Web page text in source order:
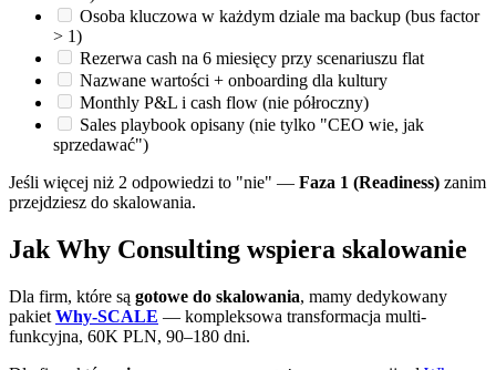
Osoba kluczowa w każdym dziale ma backup (bus factor
> 1)
Rezerwa cash na 6 miesięcy przy scenariuszu flat
Nazwane wartości + onboarding dla kultury
Monthly P&L i cash flow (nie półroczny)
Sales playbook opisany (nie tylko "CEO wie, jak
sprzedawać")
Jeśli więcej niż 2 odpowiedzi to "nie" — Faza 1 (Readiness) zanim
przejdziesz do skalowania.
Jak Why Consulting wspiera skalowanie
Dla firm, które są gotowe do skalowania, mamy dedykowany
pakiet Why-SCALE — kompleksowa transformacja multi-
funkcyjna, 60K PLN, 90–180 dni.